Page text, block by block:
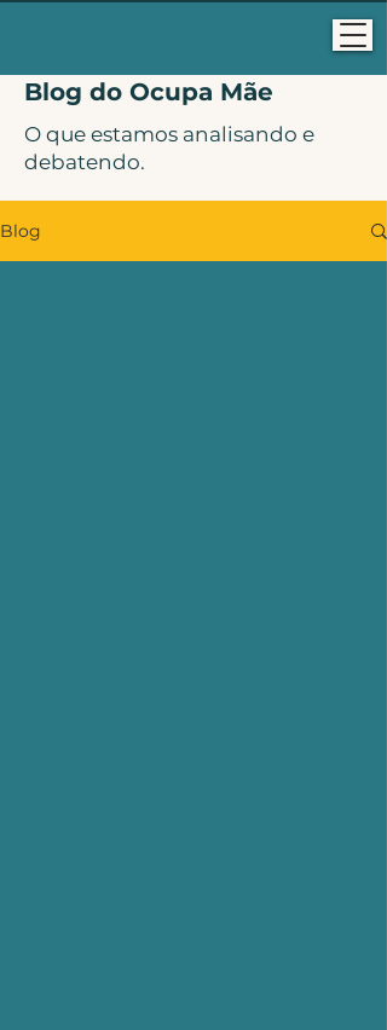
Blog do Ocupa Mãe
O que estamos analisando e
debatendo.
Blog